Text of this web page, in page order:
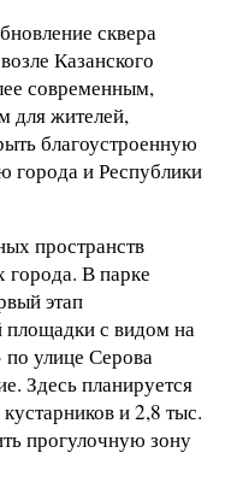
сквера
Казанского
современным,
для жителей,
благоустроенную
города и Республики
пространств
города. В парке
этап
площадки с видом на
по улице Серова
Здесь планируется
и 2,8 тыс.
прогулочную зону